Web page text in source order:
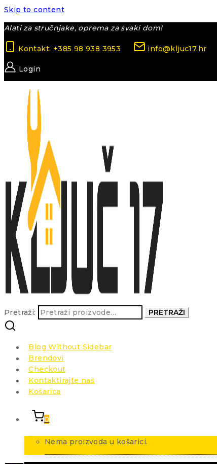
Skip to content
Alati za stručnjake, oprema za svaki dom!
Kontakt: +385 98 938 3953 info@kljuc17.hr
Login
Pretraži: PRETRAŽI
Blog Without Sidebar
Brendovi
Checkout
Kontaktirajte nas
Košarica
0
Nema proizvoda u košarici.